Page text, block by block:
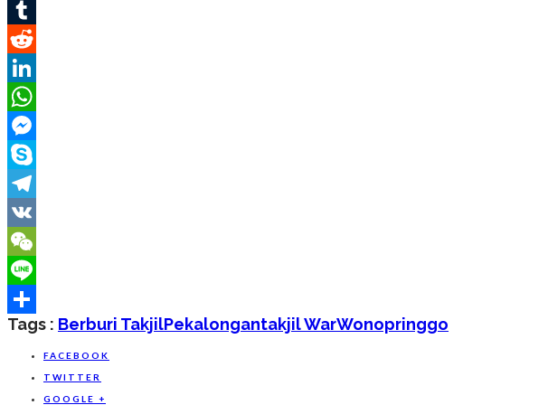
Pinterest
Tumblr
Reddit
LinkedIn
WhatsApp
Messenger
Skype
Telegram
VK
WeChat
Line
Share
Tags : Berburi TakjilPekalonganTakjil WarWonopringgo
FACEBOOK
TWITTER
GOOGLE +